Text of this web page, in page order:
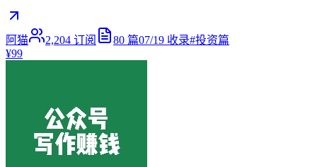
阿猫 2,204 订阅 80 篇07/19 收录#投资篇
¥99